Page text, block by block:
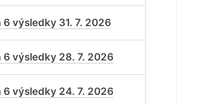
6 výsledky 31. 7. 2026
6 výsledky 28. 7. 2026
6 výsledky 24. 7. 2026